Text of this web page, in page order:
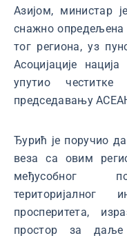
Азијом, министар
снажно опредељена
тог региона, уз
Асоцијације
упутио
председавању
Ђурић је поручио
веза са овим
међусобног
територијалног
просперитета,
простор за